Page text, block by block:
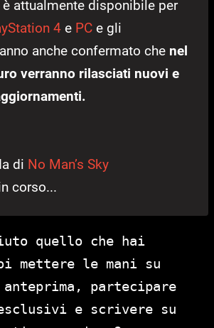
è attualmente disponibile per
4 e PC e gli
anche confermato che nel
verranno rilasciati nuovi e
di No Man’s Sky
corso...
quello che hai
mettere le mani su
partecipare
e scrivere su